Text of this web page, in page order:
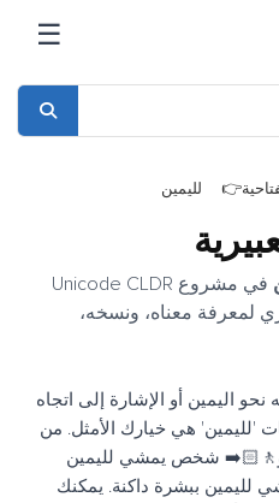
☰
لليمين
في مشروع Unicode CLDR
لمعرفة معناه، ونسخه،
اليمين أو الإشارة إلى اتجاه
'لليمين' هي خيارك الأمثل. من
شخص يمشي لليمين
ببشرة داكنة. يمكنك